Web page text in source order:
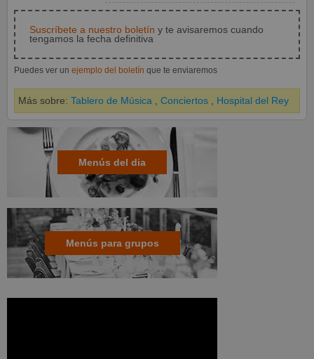
Suscríbete a nuestro boletín y te avisaremos cuando
tengamos la fecha definitiva
Puedes ver un ejemplo del boletín que te enviaremos
Más sobre: Tablero de Música Conciertos Hospital del Rey
Menús del dia
Menús para grupos